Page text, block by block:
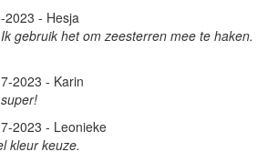
2023 - Hesja
gebruik het om zeesterren mee te haken.
2023 - Karin
2023 - Leonieke
kleur keuze.